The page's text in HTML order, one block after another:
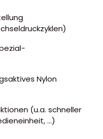
Nylon
(u.a. schneller
...)